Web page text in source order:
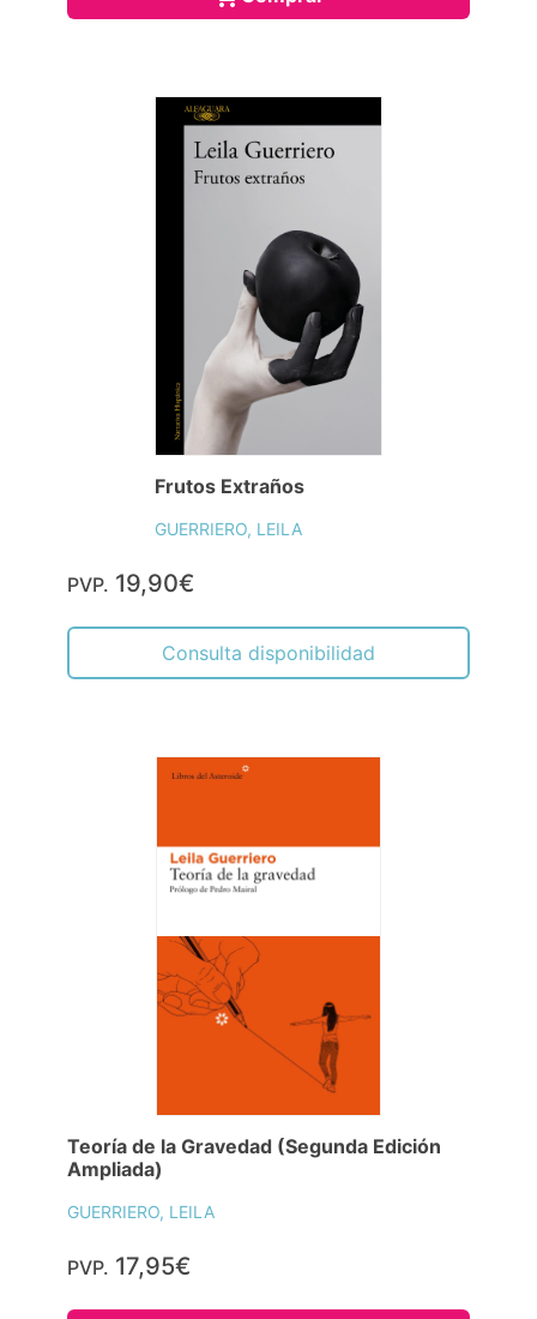
Frutos Extraños
GUERRIERO, LEILA
PVP. 19,90€
Consulta disponibilidad
Teoría de la Gravedad (Segunda Edición
Ampliada)
GUERRIERO, LEILA
PVP. 17,95€